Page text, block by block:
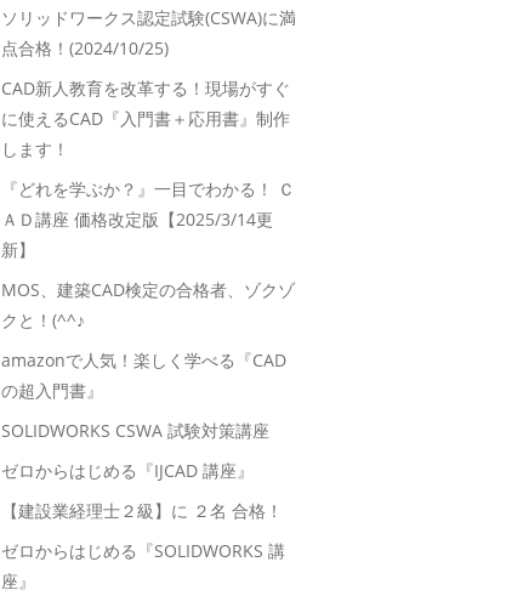
ソリッドワークス認定試験(CSWA)に満
点合格！(2024/10/25)
CAD新人教育を改革する！現場がすぐ
に使えるCAD『入門書＋応用書』制作
します！
『どれを学ぶか？』一目でわかる！ Ｃ
ＡＤ講座 価格改定版【2025/3/14更
新】
MOS、建築CAD検定の合格者、ゾクゾ
クと！(^^♪
amazonで人気！楽しく学べる『CAD
の超入門書』
SOLIDWORKS CSWA 試験対策講座
ゼロからはじめる『IJCAD 講座』
【建設業経理士２級】に ２名 合格！
ゼロからはじめる『SOLIDWORKS 講
座』